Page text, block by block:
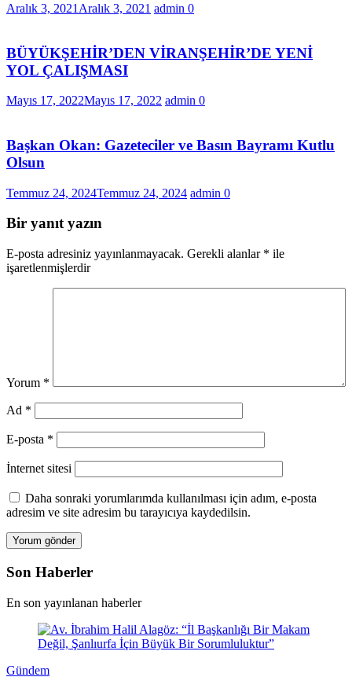
Aralık 3, 2021 Aralık 3, 2021 admin 0
BÜYÜKŞEHİR’DEN VİRANŞEHİR’DE YENİ
YOL ÇALIŞMASI
Mayıs 17, 2022Mayıs 17, 2022 admin 0
Başkan Okan: Gazeteciler ve Basın Bayramı Kutlu
Olsun
Temmuz 24, 2024Temmuz 24, 2024 admin 0
Bir yanıt yazın
E-posta adresiniz yayınlanmayacak. Gerekli alanlar * ile
işaretlenmişlerdir
Yorum *
Ad *
E-posta *
İnternet sitesi
Daha sonraki yorumlarımda kullanılması için adım, e-posta
adresim ve site adresim bu tarayıcıya kaydedilsin.
Son Haberler
En son yayınlanan haberler
Gündem